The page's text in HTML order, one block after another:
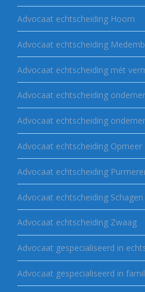
Advocaat echtscheiding Hoorn
Advocaat echtscheiding
Advocaat echtscheiding mét
Advocaat echtscheiding
Advocaat echtscheiding
Advocaat echtscheiding Opmeer
Advocaat echtscheiding
Advocaat echtscheiding Schagen
Advocaat echtscheiding Zwaag
Advocaat gespecialiseerd in
Advocaat gespecialiseerd in